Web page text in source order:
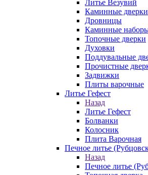
Литье Везувий
Каминные дверки
Дровницы
Каминные
Топочные дверки
Духовки
Поддувальные
Прочистные
Задвижки
Плиты варочные
Литье Гефест
Назад
Литье Гефест
Болванки
Колосник
Плита Варочная
Печное литье
Назад
Печное литье